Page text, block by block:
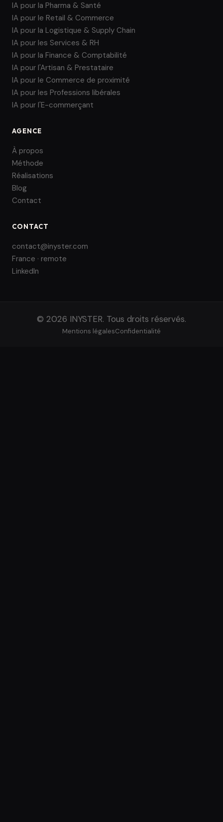
IA pour la Pharma & Santé
IA pour le Retail & Commerce
IA pour la Logistique & Supply Chain
IA pour les Services & RH
IA pour la Finance & Comptabilité
IA pour l'Artisan & Prestataire
IA pour le Commerce de proximité
IA pour les Professions libérales
IA pour l'E-commerçant
AGENCE
À propos
Méthode
Réalisations
Blog
Contact
CONTACT
contact@inyster.com
France · remote
LinkedIn
© 2026 INYSTER. Tous droits réservés.
Mentions légalesConfidentialité